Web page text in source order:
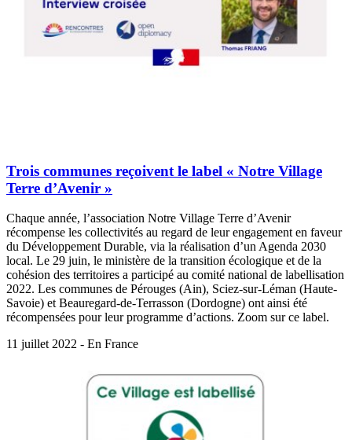
Trois communes reçoivent le label « Notre Village
Terre d’Avenir »
Chaque année, l’association Notre Village Terre d’Avenir
récompense les collectivités au regard de leur engagement en faveur
du Développement Durable, via la réalisation d’un Agenda 2030
local. Le 29 juin, le ministère de la transition écologique et de la
cohésion des territoires a participé au comité national de labellisation
2022. Les communes de Pérouges (Ain), Sciez-sur-Léman (Haute-
Savoie) et Beauregard-de-Terrasson (Dordogne) ont ainsi été
récompensées pour leur programme d’actions. Zoom sur ce label.
11 juillet 2022 - En France